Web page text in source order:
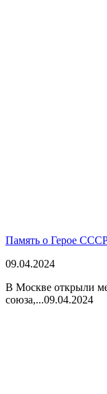
Память о Герое
09.04.2024
В Москве открыли
союза,...09.04.2024